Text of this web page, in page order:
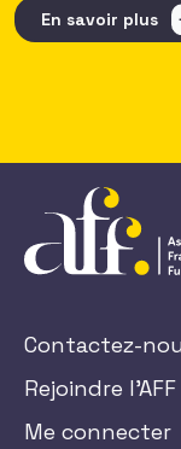
En savoir plus
Contactez-
Rejoindre l'AFF
Me connecter